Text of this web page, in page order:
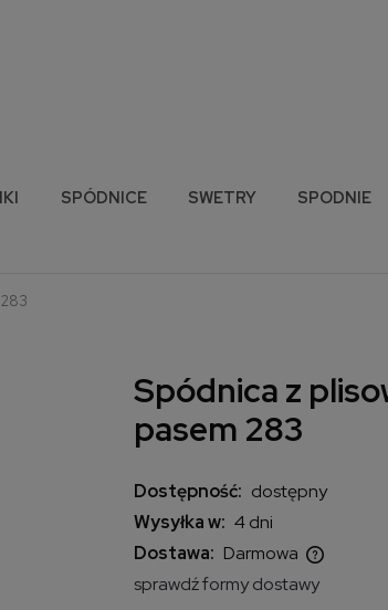
SPÓDNICE SWETRY SPODNIE
Spódnica z
pasem 283
Dostępność: dostępny
Wysyłka w: 4 dni
Dostawa: Darmowa
sprawdź formy dostawy